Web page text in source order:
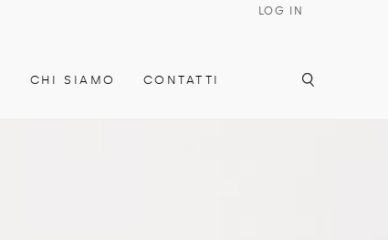
LOG IN
CHI SIAMO CONTATTI